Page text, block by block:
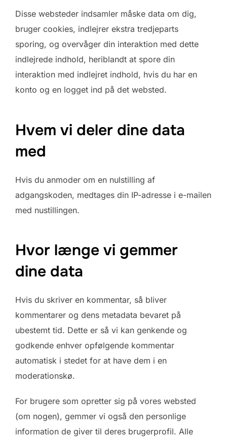
Disse websteder indsamler måske data om dig,
bruger cookies, indlejrer ekstra tredjeparts
sporing, og overvåger din interaktion med dette
indlejrede indhold, heriblandt at spore din
interaktion med indlejret indhold, hvis du har en
konto og en logget ind på det websted.
Hvem vi deler dine data
med
Hvis du anmoder om en nulstilling af
adgangskoden, medtages din IP-adresse i e-mailen
med nustillingen.
Hvor længe vi gemmer
dine data
Hvis du skriver en kommentar, så bliver
kommentarer og dens metadata bevaret på
ubestemt tid. Dette er så vi kan genkende og
godkende enhver opfølgende kommentar
automatisk i stedet for at have dem i en
moderationskø.
For brugere som opretter sig på vores websted
(om nogen), gemmer vi også den personlige
information de giver til deres brugerprofil. Alle